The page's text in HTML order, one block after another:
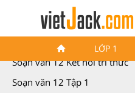
LỚP 1
Soạn văn 12 Kết nối tri thức
Soạn văn 12 Kết nối tri thức
Soạn văn 12 Tập 1